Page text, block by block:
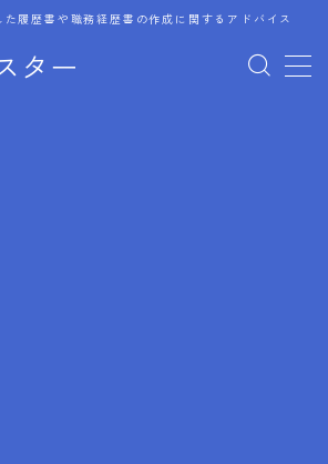
ター
履歴書や職務経歴書の作成に関するアドバイス